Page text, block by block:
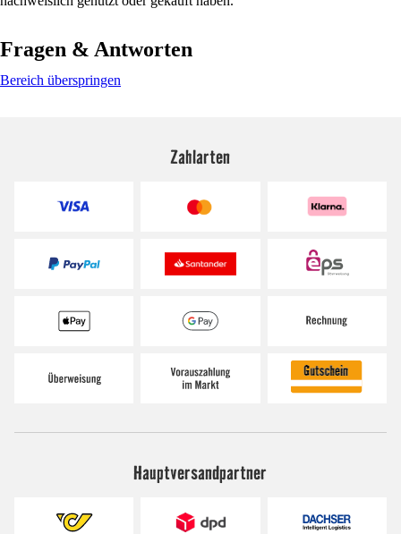
Fragen & Antworten
Bereich überspringen
Zahlarten
Hauptversandpartner